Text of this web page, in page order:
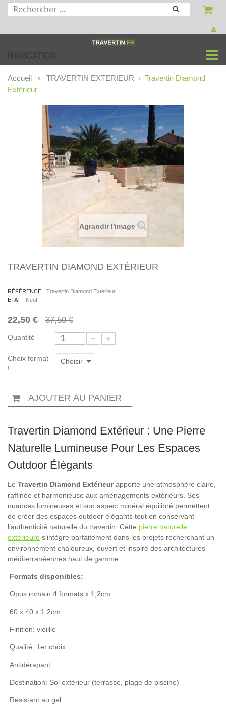
NAVIGATION
Accueil TRAVERTIN EXTERIEUR
Travertin Diamond
Extérieur
Agrandir l'image
TRAVERTIN DIAMOND EXTÉRIEUR
RÉFÉRENCE
Travertin Diamond Extérieur
ÉTAT
Neuf
22,50 € 37,50 €
Quantité
Choix format
!
Choisir
AJOUTER AU PANIER
Travertin Diamond Extérieur : Une Pierre
Naturelle Lumineuse Pour Les Espaces
Outdoor Élégants
Le Travertin Diamond Extérieurapporte une atmosphère claire,
raffinée et harmonieuse aux aménagements extérieurs. Ses
nuances lumineuses et son aspect minéral équilibré permettent
de créer des espaces outdoor élégants tout en conservant
l’authenticité naturelle du travertin. Cette pierre naturelle
extérieure s’intègre parfaitement dans les projets recherchant un
environnement chaleureux, ouvert et inspiré des architectures
méditerranéennes haut de gamme.
Formats disponibles:
Opus romain 4 formats x 1,2cm
60 x 40 x 1,2cm
Finition: vieillie
Qualité: 1er choix
Antidérapant
Destination: Sol extérieur (terrasse, plage de piscine)
Résistant au gel